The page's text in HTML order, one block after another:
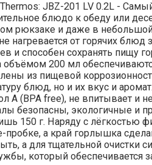
JBZ-201 LV 0.2L -
блюдо к обеду или
рюкзаке и даже в небольшой
нагревается от горячих
и способен сохранять пищу
объёмом 200 мл
из пищевой
блюд, но и их вкус и
А (BPA free), не впитывает и
безопасны, экологичные и
150 г. Наряду с лёгкостью
а край горлышка
а для тщательной очистки
который обеспечивается